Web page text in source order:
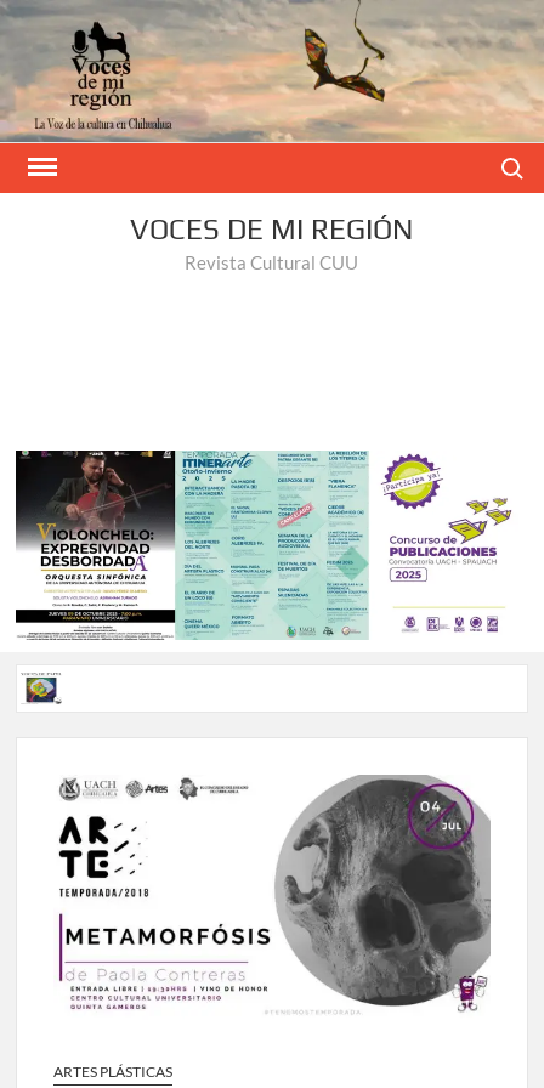
VOCES DE MI REGIÓN
Revista Cultural CUU
Voces de Papel Parral, edición especial Coyame del Sotol
Voces de papel Parral edición Carlos Montemayor #35
A 18 años de su partida, Teatro Bárbaro rinde homenaje a
Víctor Hugo Rascón Banda con Voces en el umbral
Invitan a participar en “Convocatoria UACH-SPAUACH
ARTES PLÁSTICAS